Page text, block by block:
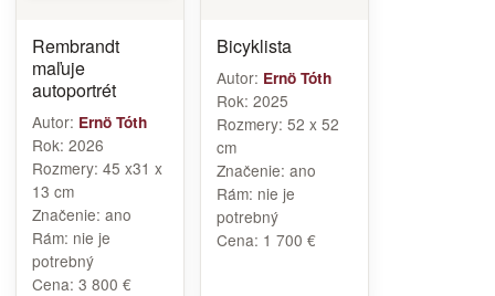
Rembrandt
maľuje
autoportrét
Autor: Ernö Tóth
Rok: 2026
Rozmery: 45 x31 x
13 cm
Značenie: ano
Rám: nie je
potrebný
Cena: 3 800 €
Bicyklista
Autor: Ernö Tóth
Rok: 2025
Rozmery: 52 x 52
cm
Značenie: ano
Rám: nie je
potrebný
Cena: 1 700 €